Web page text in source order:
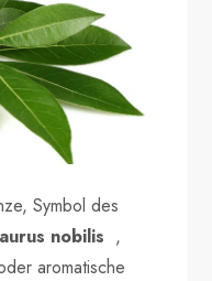
Symbol des
nobilis ,
aromatische